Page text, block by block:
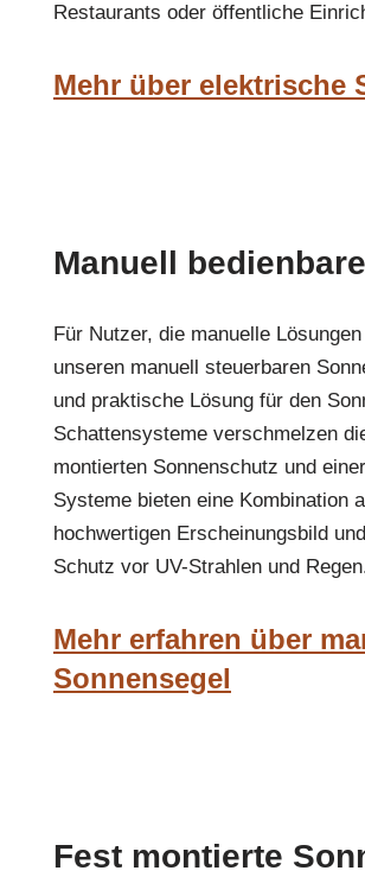
Restaurants oder öffentliche
Mehr über elektrische
Manuell
Für Nutzer, die manuelle
unseren manuell steuerbaren
und praktische Lösung für den
Schattensysteme verschmelzen
montierten Sonnenschutz und
Systeme bieten eine Kombination
hochwertigen Erscheinungsbild
Schutz vor UV-Strahlen und
Mehr erfahren über
Sonnensegel
Fest montierte